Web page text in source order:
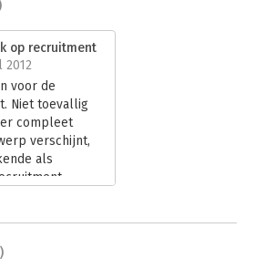
5-2025
op recruitment
voor de
Niet toevallig
compleet
verschijnt,
als